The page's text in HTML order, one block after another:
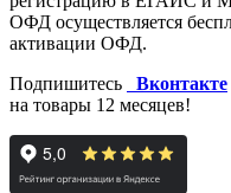
ОФД осуществляется
активации ОФД.
Подпишитесь
Вконтакте
на товары 12 месяцев!